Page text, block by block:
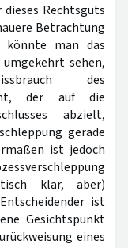
Rechtsguts
Betrachtung
könnte man das
sehen,
des
der auf die
abzielt,
gerade
ist jedoch
klar, aber)
ist
Gesichtspunkt
eines